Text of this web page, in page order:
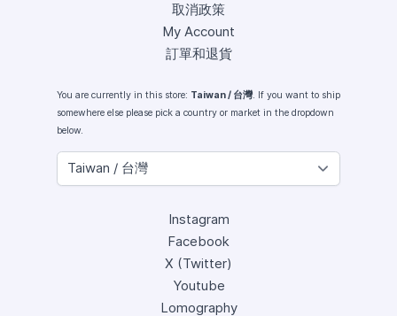
取消政策
My Account
訂單和退貨
You are currently in this store: Taiwan / 台灣. If you want to ship
somewhere else please pick a country or market in the dropdown
below.
Instagram
Facebook
X (Twitter)
Youtube
Lomography